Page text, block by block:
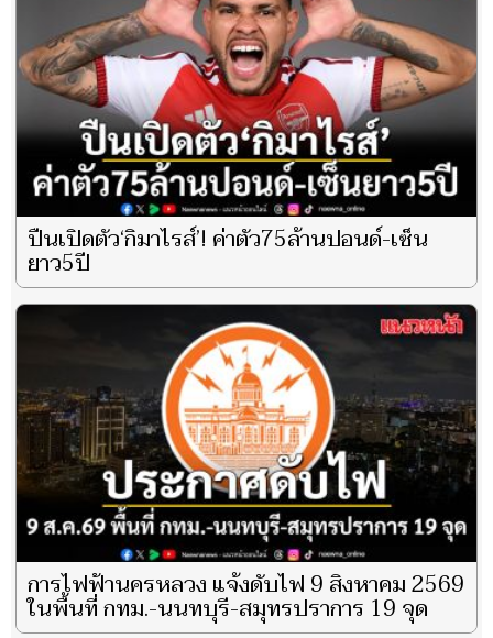
ปืนเปิดตัว‘กิมาไรส์’! ค่าตัว75ล้านปอนด์-เซ็น
ยาว5ปี
การไฟฟ้านครหลวง แจ้งดับไฟ 9 สิงหาคม 2569
ในพื้นที่ กทม.-นนทบุรี-สมุทรปราการ 19 จุด